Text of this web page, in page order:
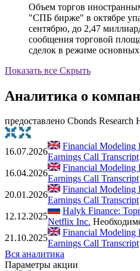
Объем торгов
"СПБ бирже" в октябре
сентябрю, до 2,47
сообщения торговой
сделок в режиме
Показать все Скрыть
Аналитика о
предоставлено Cbonds Research
16.07.2026
Financial Modeling
Earnings Call Transcript
16.04.2026
Financial Modeling
Earnings Call Transcript
20.01.2026
Financial Modeling
Earnings Call Transcript
12.12.2025
Halyk Finance:
Netflix Inc.
21.10.2025
Financial Modeling
Earnings Call Transcript
Вся аналитика
Параметры акции